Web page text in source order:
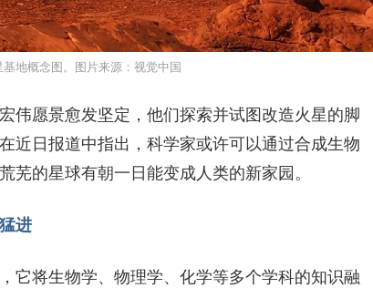
地概念图。图片来源：视觉中国
伟愿景愈发坚定，他们探索并试图改造火星的脚
近日报道中指出，科学家或许可以通过合成生物
芜的星球有朝一日能变成人类的新家园。
进
它将生物学、物理学、化学等多个学科的知识融